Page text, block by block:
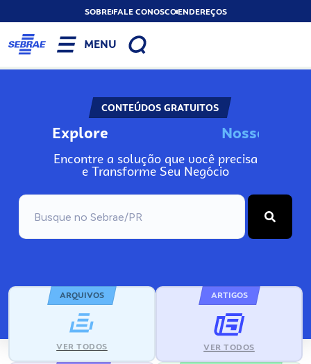
SOBREFALE CONOSCOENDEREÇOS
MENU
CONTEÚDOS GRATUITOS
Explore Noss
Encontre a solução que você precisa
e Transforme Seu Negócio
ARQUIVOS
VER TODOS
ARTIGOS
VER TODOS